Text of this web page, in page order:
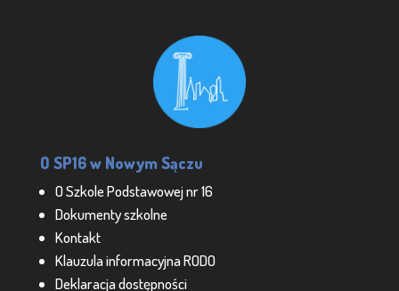
O SP16 w Nowym Sączu
O Szkole Podstawowej nr 16
Dokumenty szkolne
Kontakt
Klauzula informacyjna RODO
Deklaracja dostępności